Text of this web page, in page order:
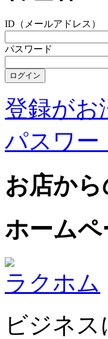
ID（メールアドレス）
パスワード
登録がお
パスワー
お店か
ホーム
ラクホム
ビジネ